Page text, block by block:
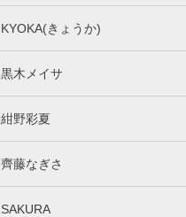
KYOKA(きょうか)
黒木メイサ
紺野彩夏
齊藤なぎさ
SAKURA